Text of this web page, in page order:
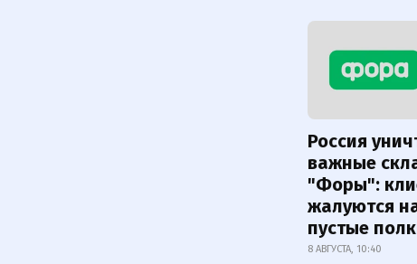
Россия
важные
"Форы":
жалуются
пустые
8 АВГУСТА, 10:40